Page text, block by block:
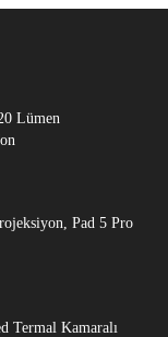
Lümen
Pad 5 Pro
Termal Kamaralı